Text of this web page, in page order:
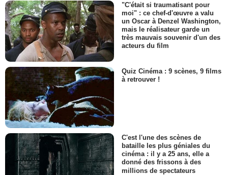
"C'était si traumatisant pour
moi" : ce chef-d'œuvre a valu
un Oscar à Denzel Washington,
mais le réalisateur garde un
très mauvais souvenir d'un des
acteurs du film
Quiz Cinéma : 9 scènes, 9 films
à retrouver !
C'est l'une des scènes de
bataille les plus géniales du
cinéma : il y a 25 ans, elle a
donné des frissons à des
millions de spectateurs